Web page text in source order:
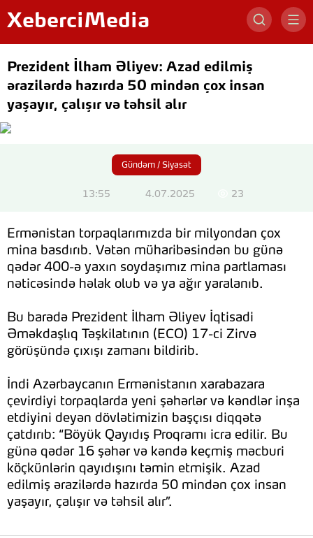
XeberciMedia
Prezident İlham Əliyev: Azad edilmiş
ərazilərdə hazırda 50 mindən çox insan
yaşayır, çalışır və təhsil alır
Gündəm / Siyasət
13:55 4.07.2025 23
Ermənistan torpaqlarımızda bir milyondan çox
mina basdırıb. Vətən müharibəsindən bu günə
qədər 400-ə yaxın soydaşımız mina partlaması
nəticəsində həlak olub və ya ağır yaralanıb.
Bu barədə Prezident İlham Əliyev İqtisadi
Əməkdaşlıq Təşkilatının (ECO) 17-ci Zirvə
görüşündə çıxışı zamanı bildirib.
İndi Azərbaycanın Ermənistanın xarabazara
çevirdiyi torpaqlarda yeni şəhərlər və kəndlər inşa
etdiyini deyən dövlətimizin başçısı diqqətə
çatdırıb: “Böyük Qayıdış Proqramı icra edilir. Bu
günə qədər 16 şəhər və kəndə keçmiş məcburi
köçkünlərin qayıdışını təmin etmişik. Azad
edilmiş ərazilərdə hazırda 50 mindən çox insan
yaşayır, çalışır və təhsil alır”.